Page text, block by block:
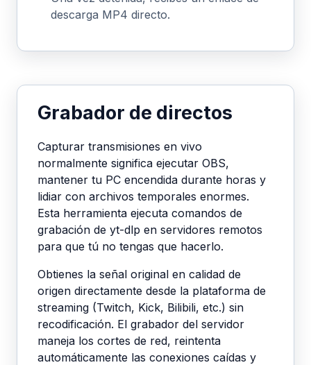
descarga MP4 directo.
Grabador de directos
Capturar transmisiones en vivo
normalmente significa ejecutar OBS,
mantener tu PC encendida durante horas y
lidiar con archivos temporales enormes.
Esta herramienta ejecuta comandos de
grabación de yt-dlp en servidores remotos
para que tú no tengas que hacerlo.
Obtienes la señal original en calidad de
origen directamente desde la plataforma de
streaming (Twitch, Kick, Bilibili, etc.) sin
recodificación. El grabador del servidor
maneja los cortes de red, reintenta
automáticamente las conexiones caídas y